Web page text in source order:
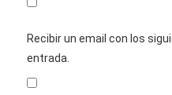
Recibir un email con los
entrada.